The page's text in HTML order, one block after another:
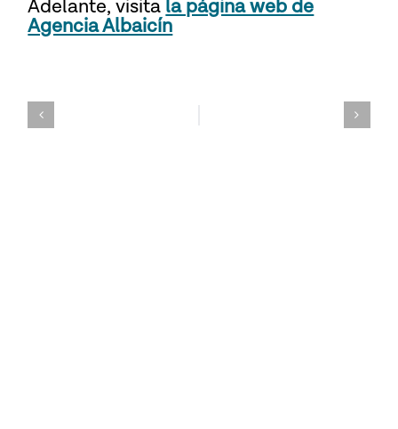
Adelante,visita la página web de
Agencia Albaicín